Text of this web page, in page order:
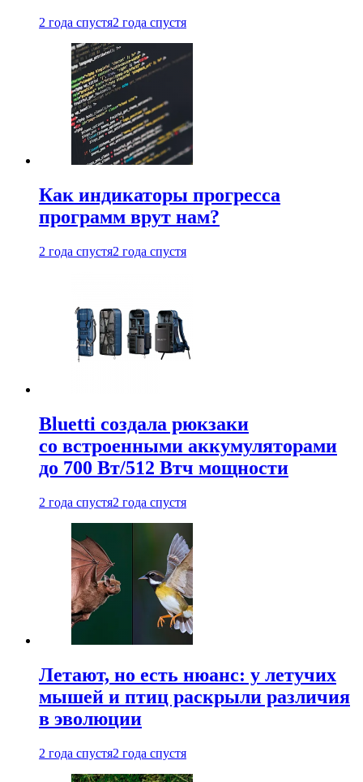
2 года спустя2 года спустя
Как индикаторы прогресса
программ врут нам?
2 года спустя2 года спустя
Bluetti создала рюкзаки
со встроенными аккумуляторами
до 700 Вт/512 Втч мощности
2 года спустя2 года спустя
Летают, но есть нюанс: у летучих
мышей и птиц раскрыли различия
в эволюции
2 года спустя2 года спустя